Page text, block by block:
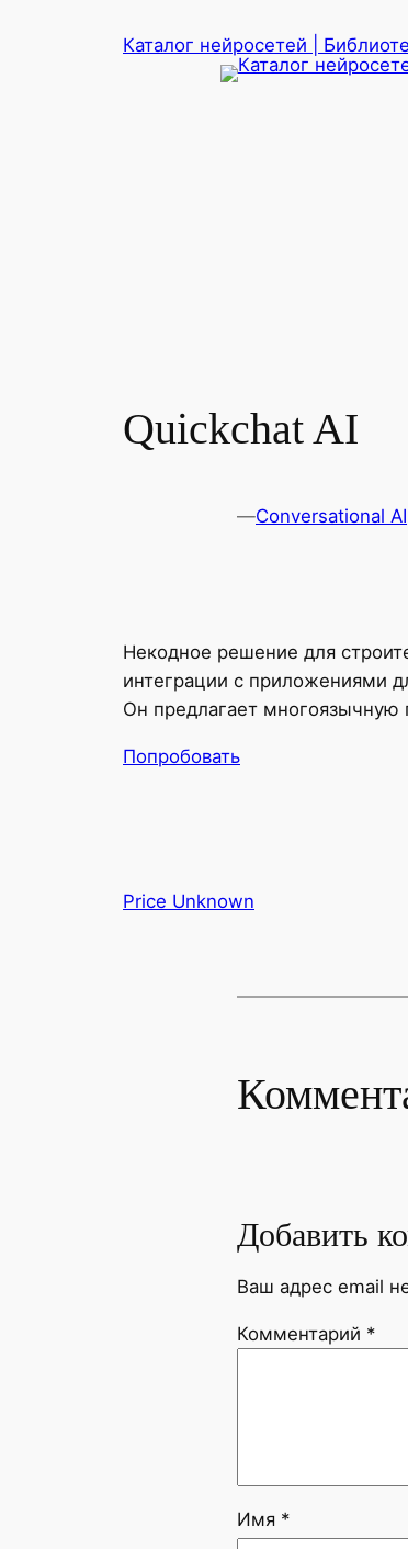
Каталог нейросетей |
Quickchat AI
—Conversational AI
Некодное решение для
интеграции с приложениями
Он предлагает многоязычную
Попробовать
Price Unknown
Добавить
Ваш адрес email
Комментарий *
Имя *